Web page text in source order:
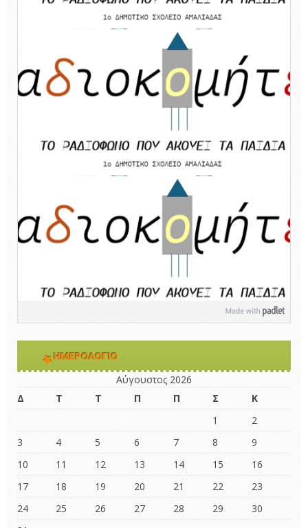
ΗΜΕΡΟΛΌΓΙΟ
Αύγουστος 2026
Δ
Τ Τ Π Π Σ
Κ
1
2
3
4 5 6 7 8
9
10
11 12 13 14 15
16
17
18 19 20 21 22
23
24
25 26 27 28 29
30